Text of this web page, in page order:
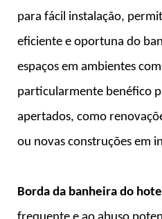
para fácil instalação,
eficiente e oportuna do
espaços em ambientes
particularmente benéfico
apertados, como
ou novas construções em
Borda da banheira do hotel